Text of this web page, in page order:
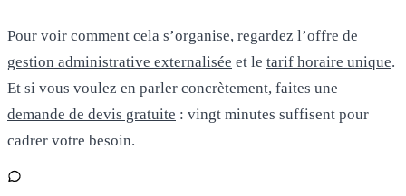
Pour voir comment cela s’organise, regardez l’offre de
gestion administrative externalisée et le tarif horaire unique.
Et si vous voulez en parler concrètement, faites une
demande de devis gratuite : vingt minutes suffisent pour
cadrer votre besoin.